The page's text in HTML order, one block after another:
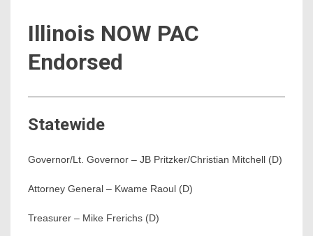
Illinois NOW PAC
Endorsed
Statewide
Governor/Lt. Governor – JB Pritzker/Christian Mitchell (D)
Attorney General – Kwame Raoul (D)
Treasurer – Mike Frerichs (D)